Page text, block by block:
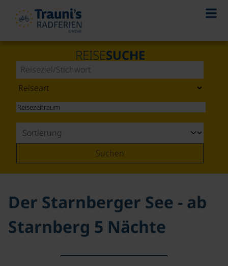
REISESUCHE
Suchen
Der Starnberger See - ab
Starnberg 5 Nächte